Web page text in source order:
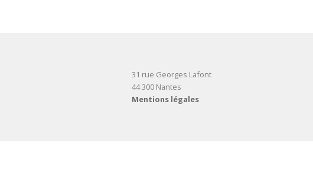
31 rue Georges Lafont
44 300 Nantes
Mentions légales